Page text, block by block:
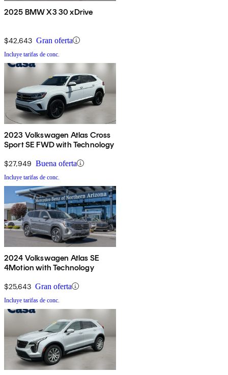
2025 BMW X3 30 xDrive
$42,643 Gran oferta
Incluye tarifas de conc.
2023 Volkswagen Atlas Cross
Sport SE FWD with Technology
$27,949 Buena oferta
Incluye tarifas de conc.
2024 Volkswagen Atlas SE
4Motion with Technology
$25,643 Gran oferta
Incluye tarifas de conc.